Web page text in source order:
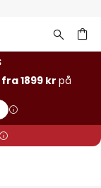
1899 krpå